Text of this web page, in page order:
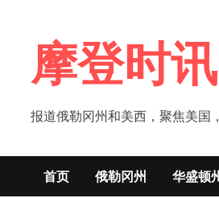
content摩登时
报道俄勒冈州和美西，聚焦美国
首页 俄勒冈州 华盛顿